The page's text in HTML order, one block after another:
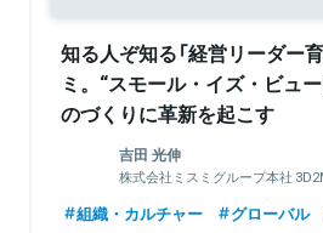
知る人ぞ知る「経営リーダー
ミ。“スモール・イズ・ビュ
のづくりに革新を起こす
吉田 光伸
株式会社ミスミグループ本社
組織・カルチャー グローバル